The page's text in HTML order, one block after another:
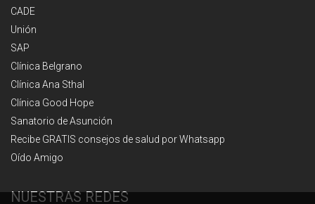
CADE
Unión
SAP
Clínica Belgrano
Clínica Ana Sthal
Clínica Good Hope
Sanatorio de Asunción
Recibe GRATIS consejos de salud por Whatsapp
Oído Amigo
NUESTRAS REDES